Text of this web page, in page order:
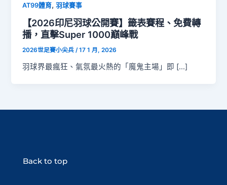
AT99體育,羽球賽事
【2026印尼羽球公開賽】籤表賽程、免費轉
播，直擊Super 1000巔峰戰
2026世足賽小尖兵/17 1 月, 2026
羽球界最瘋狂、氣氛最火熱的「魔鬼主場」即 […]
Back to top